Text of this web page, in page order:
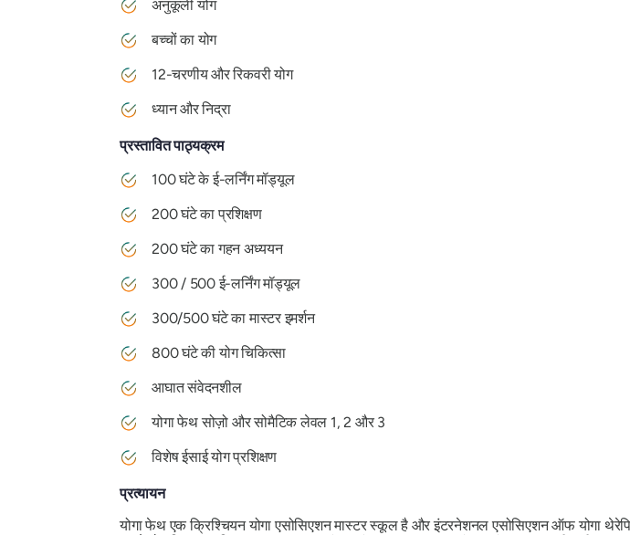
अनुकूली योग
बच्चों का योग
12-चरणीय और रिकवरी योग
ध्यान और निद्रा
प्रस्तावित पाठ्यक्रम
100 घंटे के ई-लर्निंग मॉड्यूल
200 घंटे का प्रशिक्षण
200 घंटे का गहन अध्ययन
300 / 500 ई-लर्निंग मॉड्यूल
300/500 घंटे का मास्टर इमर्शन
800 घंटे की योग चिकित्सा
आघात संवेदनशील
योगा फेथ सोज़ो और सोमैटिक लेवल 1, 2 और 3
विशेष ईसाई योग प्रशिक्षण
प्रत्यायन
योगा फेथ एक क्रिश्चियन योगा एसोसिएशन मास्टर स्कूल है और इंटरनेशनल एसोसिएशन ऑफ योगा